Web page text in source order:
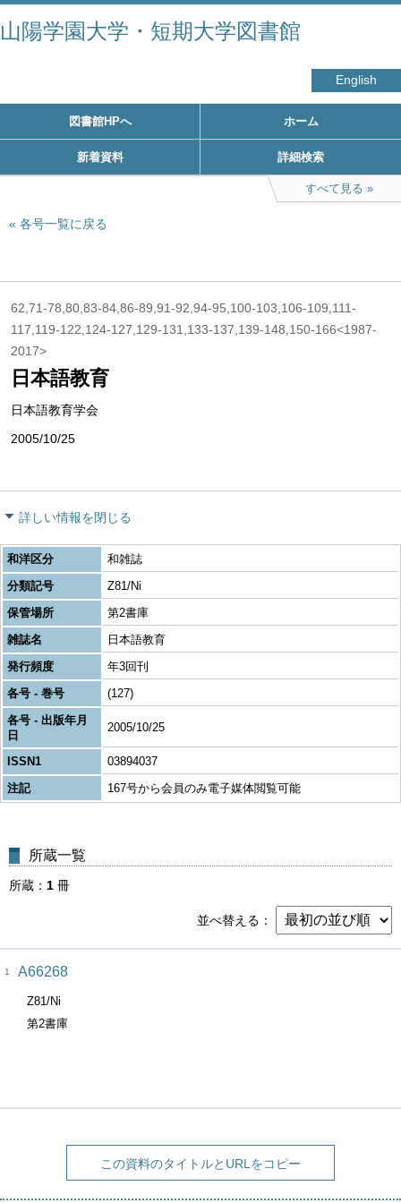
山陽学園大学・短期大学図書館
English
図書館HPへ ホーム
新着資料 詳細検索
すべて見る
各号一覧に戻る
62,71-78,80,83-84,86-89,91-92,94-95,100-103,106-109,111-
117,119-122,124-127,129-131,133-137,139-148,150-166<1987-
2017>
日本語教育
日本語教育学会
2005/10/25
詳しい情報を閉じる
和洋区分
和雑誌
分類記号
Z81/Ni
保管場所
第2書庫
雑誌名
日本語教育
発行頻度
年3回刊
各号 - 巻号
(127)
各号 - 出版年月
日
2005/10/25
ISSN1
03894037
注記
167号から会員のみ電子媒体閲覧可能
所蔵一覧
所蔵 1 冊
並べ替える
1 A66268
Z81/Ni
第2書庫
この資料のタイトルとURLをコピー